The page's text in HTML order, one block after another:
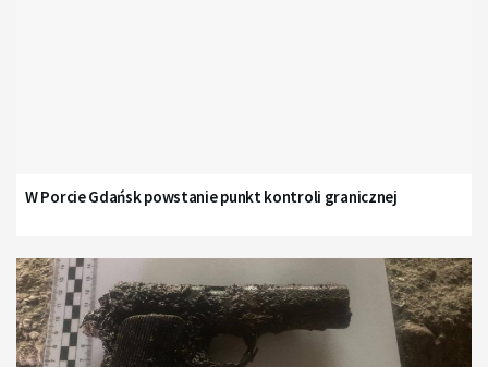
W Porcie Gdańsk powstanie punkt kontroli granicznej